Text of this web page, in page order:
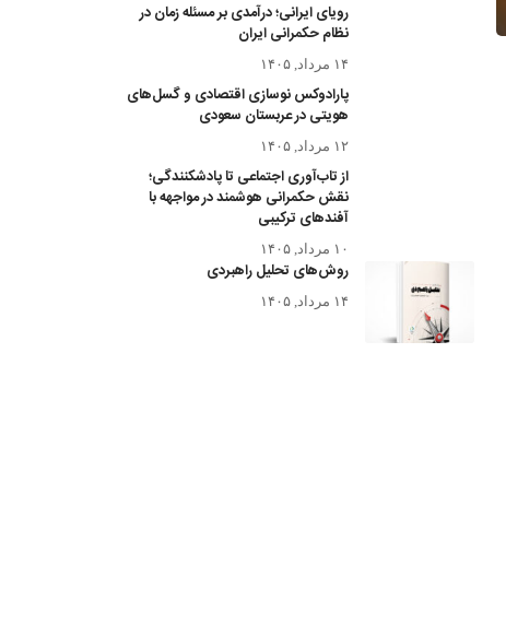
رویای ایرانی؛ درآمدی بر مسئله زمان در
نظام حکمرانی ایران
۱۴ مرداد, ۱۴۰۵
پارادوکس نوسازی اقتصادی و گسل‌های
هویتی در عربستان سعودی
۱۲ مرداد, ۱۴۰۵
از تاب‌آوری اجتماعی تا پادشکنندگی؛
نقش حکمرانی هوشمند در مواجهه با
آفندهای ترکیبی
۱۰ مرداد, ۱۴۰۵
روش‌های تحلیل راهبردی
۱۴ مرداد, ۱۴۰۵